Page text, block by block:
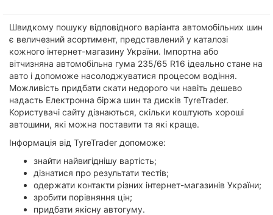
Швидкому пошуку відповідного варіанта автомобільних шин
є величезний асортимент, представлений у каталозі
кожного інтернет-магазину України. Імпортна або
вітчизняна автомобільна гума 235/65 R16 ідеально стане на
авто і допоможе насолоджуватися процесом водіння.
Можливість придбати скати недорого чи навіть дешево
надасть Електронна біржа шин та дисків TyreTrader.
Користувачі сайту дізнаються, скільки коштують хороші
автошини, які можна поставити та які краще.
Інформація від TyreTrader допоможе:
знайти найвигіднішу вартість;
дізнатися про результати тестів;
одержати контакти різних інтернет-магазинів України;
зробити порівняння цін;
придбати якісну автогуму.